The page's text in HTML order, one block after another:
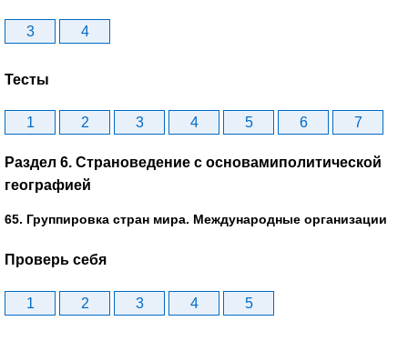
3 4
Тесты
1 2 3 4 5 6 7
Раздел 6. Страноведение с основамиполитической
географией
65. Группировка стран мира. Международные организации
Проверь себя
1 2 3 4 5